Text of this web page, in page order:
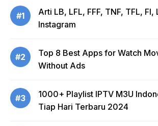
#1
Arti LB, LFL, FFF, TNF, TFL, FI,
Instagram
#2
Top 8 Best Apps for Watch
Without Ads
#3
1000+ Playlist IPTV M3U
Tiap Hari Terbaru 2024